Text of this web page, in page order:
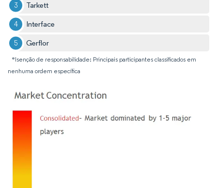
Tarkett
Interface
Gerflor
*Isenção de responsabilidade: Principais participantes classificados em
nenhuma ordem específica